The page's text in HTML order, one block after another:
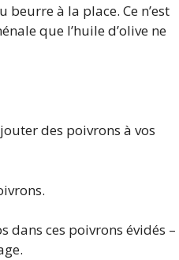
beurre à la place. Ce n’est
que l’huile d’olive ne
des poivrons à vos
dans ces poivrons évidés –